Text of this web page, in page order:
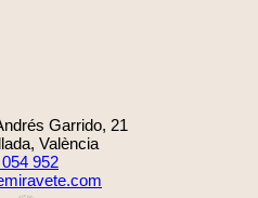
Garrido, 21
València
952